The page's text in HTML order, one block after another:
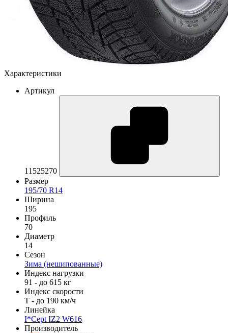
Характеристики
Артикул
11525270
Размер
195/70 R14
Ширина
195
Профиль
70
Диаметр
14
Сезон
Зима (нешипованные)
Индекс нагрузки
91 - до 615 кг
Индекс скорости
T - до 190 км/ч
Линейка
I*Cept IZ2 W616
Производитель